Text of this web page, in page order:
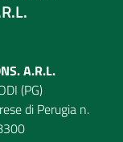
A.R.L.
(PG)
di Perugia n.